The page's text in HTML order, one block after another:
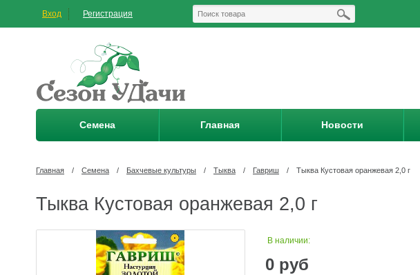
Вход Регистрация
Семена Главная Новости
Главная / Семена / Бахчевые культуры / Тыква / Гавриш / Тыква Кустовая оранжевая 2,0 г
Тыква Кустовая оранжевая 2,0 г
В наличии:
0 руб